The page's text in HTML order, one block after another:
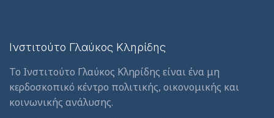
Ινστιτούτο Γλαύκος Κληρίδης
Το Ινστιτούτο Γλαύκος Κληρίδης είναι ένα μη
κερδοσκοπικό κέντρο πολιτικής, οικονομικής και
κοινωνικής ανάλυσης.